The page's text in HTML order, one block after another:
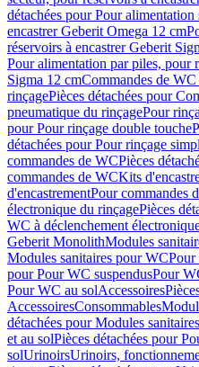
détachées pour Pour
encastrer Geberit Omega 12 cm
réservoirs à encastrer Geberit
Pour alimentation par piles, pour
Sigma 12 cmCommandes de
rinçagePièces détachées pour
pneumatique du rinçagePour
pour Pour rinçage double touche
détachées pour Pour rinçage
commandes de WCPièces
commandes de WCKits
d'encastrementPour commandes
électronique du rinçagePièces
WC à déclenchement
Geberit MonolithModules
Modules sanitaires pour WCPour
pour Pour WC suspendusPour
Pour WC au solAccessoires
AccessoiresConsommables
détachées pour Modules
et au solPièces détachées pour
solUrinoirsUrinoirs,